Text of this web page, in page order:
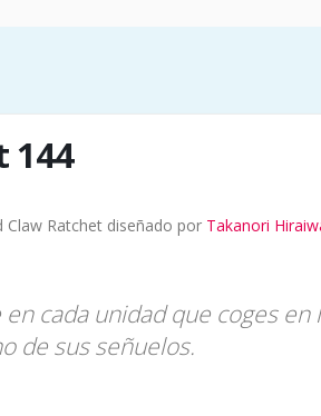
144
Claw Ratchet diseñado por Takanori
cada unidad que coges en
de sus señuelos.